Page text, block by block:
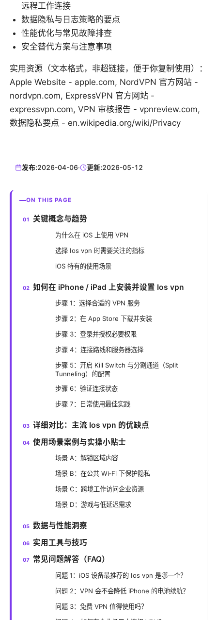
远程工作连接
数据隐私与日志策略的要点
性能优化与常见故障排查
安全替代方案与注意事项
实用资源（文本格式，非超链接，便于你复制使用）：
Apple Website - apple.com, NordVPN 官方网站 -
nordvpn.com, ExpressVPN 官方网站 -
expressvpn.com, VPN 审核报告 - vpnreview.com,
数据隐私要点 - en.wikipedia.org/wiki/Privacy
发布:2026-04-06· 更新:2026-05-12
ON THIS PAGE
关键概念与趋势
为什么在 iOS 上使用 VPN
选择 Ios vpn 时需要关注的指标
iOS 特有的使用场景
如何在 iPhone / iPad 上安装并设置 Ios vpn
步骤 1：选择合适的 VPN 服务
步骤 2：在 App Store 下载并安装
步骤 3：登录并授权必要权限
步骤 4：连接路线和服务器选择
步骤 5：开启 Kill Switch 与分割通道（Split
Tunneling）的配置
步骤 6：验证连接状态
步骤 7：日常使用最佳实践
详细对比：主流 Ios vpn 的优缺点
使用场景案例与实操小贴士
场景 A：解锁区域内容
场景 B：在公共 Wi‑Fi 下保护隐私
场景 C：跨境工作访问企业资源
场景 D：游戏与低延迟需求
数据与性能洞察
实用工具与技巧
常见问题解答（FAQ）
问题 1：iOS 设备最推荐的 Ios vpn 是哪一个？
问题 2：VPN 会不会降低 iPhone 的电池续航？
问题 3：免费 VPN 值得使用吗？